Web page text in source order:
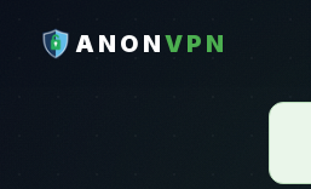
ANONVPN